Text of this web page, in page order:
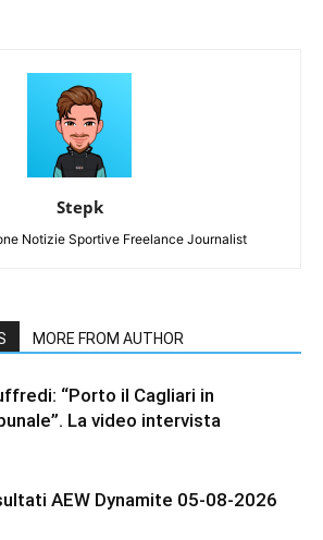
Stepk
Notizie Sportive Freelance Journalist
MORE FROM AUTHOR
“Porto il Cagliari in
La video intervista
AEW Dynamite 05-08-2026